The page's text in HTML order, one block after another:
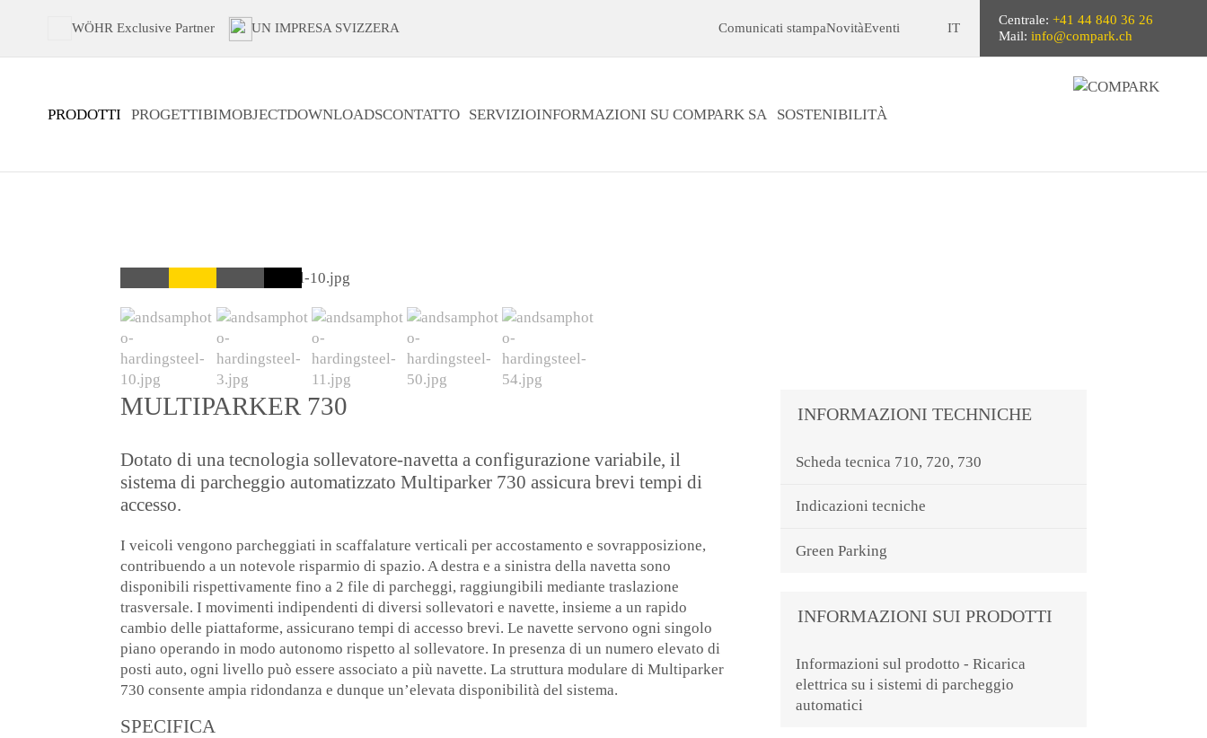
WÖHR Exclusive Partner UN IMPRESA SVIZZERA Comunicati stampaNovitàEventi IT
Centrale: +41 44 840 36 26
Mail: info@compark.ch
PRODOTTI PROGETTIBIMOBJECTDOWNLOADSCONTATTO SERVIZIOINFORMAZIONI SU COMPARK SA SOSTENIBILITÀ
MULTIPARKER 730
Dotato di una tecnologia sollevatore-navetta a configurazione variabile, il
sistema di parcheggio automatizzato Multiparker 730 assicura brevi tempi di
accesso.
I veicoli vengono parcheggiati in scaffalature verticali per accostamento e sovrapposizione,
contribuendo a un notevole risparmio di spazio. A destra e a sinistra della navetta sono
disponibili rispettivamente fino a 2 file di parcheggi, raggiungibili mediante traslazione
trasversale. I movimenti indipendenti di diversi sollevatori e navette, insieme a un rapido
cambio delle piattaforme, assicurano tempi di accesso brevi. Le navette servono ogni singolo
piano operando in modo autonomo rispetto al sollevatore. In presenza di un numero elevato di
posti auto, ogni livello può essere associato a più navette. La struttura modulare di Multiparker
730 consente ampia ridondanza e dunque un’elevata disponibilità del sistema.
SPECIFICA
INFORMAZIONI TECHNICHE
Scheda tecnica 710, 720, 730
Indicazioni tecniche
Green Parking
INFORMAZIONI SUI PRODOTTI
Informazioni sul prodotto - Ricarica
elettrica su i sistemi di parcheggio
automatici